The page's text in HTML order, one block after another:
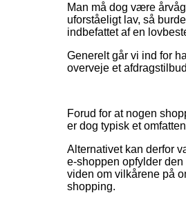
Man må dog være
uforståeligt lav, så
indbefattet af en
Generelt går vi ind for
overveje et
Forud for at nogen
er dog typisk et
Alternativet kan derfor
e-shoppen opfylder
viden om vilkårene på
shopping.